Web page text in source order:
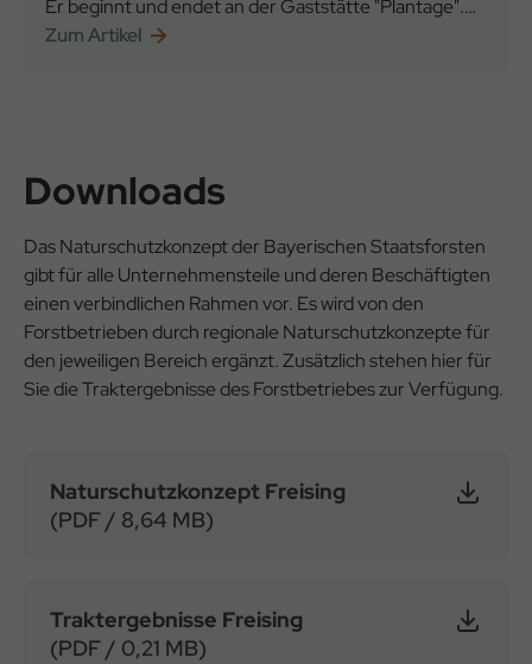
Er beginnt und endet an der Gaststätte "Plantage".
An 23 Stationen können Sie Ihren Wald
Zum Artikel
Downloads
Das Naturschutzkonzept der Bayerischen Staatsforsten
gibt für alle Unternehmensteile und deren Beschäftigten
einen verbindlichen Rahmen vor. Es wird von den
Forstbetrieben durch regionale Naturschutzkonzepte für
den jeweiligen Bereich ergänzt. Zusätzlich stehen hier für
Sie die Traktergebnisse des Forstbetriebes zur Verfügung.
Naturschutzkonzept Freising
(PDF / 8,64 MB)
Traktergebnisse Freising
(PDF / 0,21 MB)